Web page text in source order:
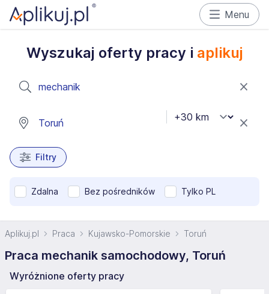
Menu
Wyszukaj oferty pracy i aplikuj
Filtry
Zdalna Bez pośredników Tylko PL
Aplikuj.pl Praca Kujawsko-Pomorskie Toruń
Praca mechanik samochodowy, Toruń
Wyróżnione oferty pracy